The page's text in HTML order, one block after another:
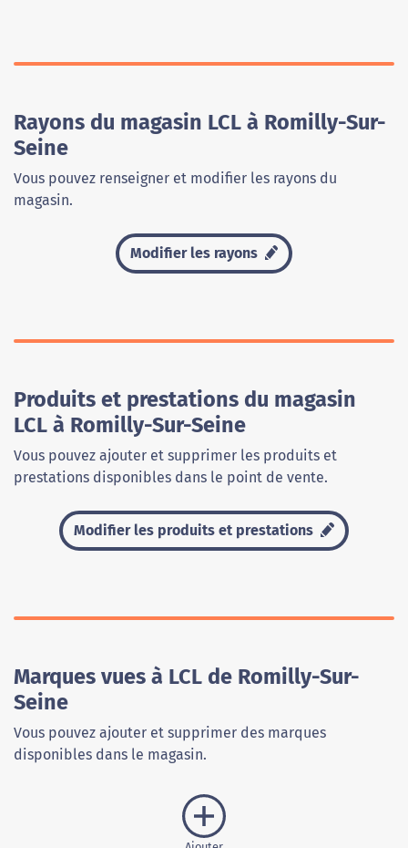
Rayons du magasin LCL à Romilly-Sur-
Seine
Vous pouvez renseigner et modifier les rayons du
magasin.
Modifier les rayons
Produits et prestations du magasin
LCL à Romilly-Sur-Seine
Vous pouvez ajouter et supprimer les produits et
prestations disponibles dans le point de vente.
Modifier les produits et prestations
Marques vues à LCL de Romilly-Sur-
Seine
Vous pouvez ajouter et supprimer des marques
disponibles dans le magasin.